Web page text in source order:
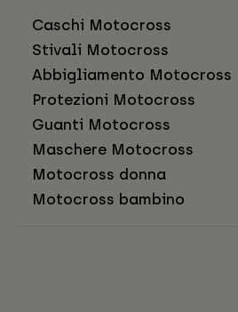
Caschi Motocross
Stivali Motocross
Abbigliamento Motocross
Protezioni Motocross
Guanti Motocross
Maschere Motocross
Motocross donna
Motocross bambino